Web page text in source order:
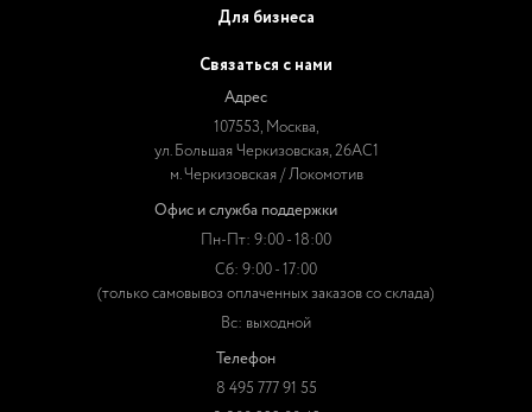
Для бизнеса
Связаться с нами
Адрес
107553, Москва,
ул. Большая Черкизовская, 26АС1
м. Черкизовская / Локомотив
Офис и служба поддержки
Пн-Пт: 9:00 - 18:00
Сб: 9:00 - 17:00
(только самовывоз оплаченных заказов со склада)
Вс: выходной
Телефон
8 495 777 91 55